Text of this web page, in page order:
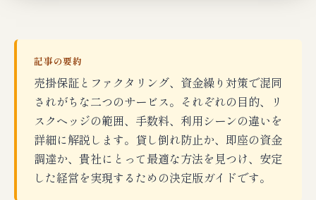
記事の要約
売掛保証とファクタリング、資金繰り対策で混同
されがちな二つのサービス。それぞれの目的、リ
スクヘッジの範囲、手数料、利用シーンの違いを
詳細に解説します。貸し倒れ防止か、即座の資金
調達か、貴社にとって最適な方法を見つけ、安定
した経営を実現するための決定版ガイドです。